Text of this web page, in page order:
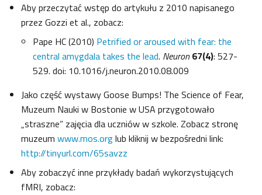
Aby przeczytać wstęp do artykułu z 2010 napisanego
przez Gozzi et al., zobacz:
Pape HC (2010) Petrified or aroused with fear: the
central amygdala takes the lead. Neuron 67(4): 527-
529. doi: 10.1016/j.neuron.2010.08.009
Jako część wystawy Goose Bumps! The Science of Fear,
Muzeum Nauki w Bostonie w USA przygotowało
„straszne” zajęcia dla uczniów w szkole. Zobacz stronę
muzeum www.mos.orglub kliknij w bezpośredni link:
http://tinyurl.com/65savzz
Aby zobaczyć inne przykłady badań wykorzystujących
fMRI, zobacz: